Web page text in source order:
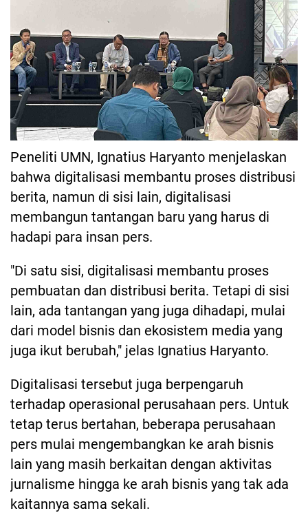
Peneliti UMN, Ignatius Haryanto menjelaskan
bahwa digitalisasi membantu proses distribusi
berita, namun di sisi lain, digitalisasi
membangun tantangan baru yang harus di
hadapi para insan pers.
"Di satu sisi, digitalisasi membantu proses
pembuatan dan distribusi berita. Tetapi di sisi
lain, ada tantangan yang juga dihadapi, mulai
dari model bisnis dan ekosistem media yang
juga ikut berubah," jelas Ignatius Haryanto.
Digitalisasi tersebut juga berpengaruh
terhadap operasional perusahaan pers. Untuk
tetap terus bertahan, beberapa perusahaan
pers mulai mengembangkan ke arah bisnis
lain yang masih berkaitan dengan aktivitas
jurnalisme hingga ke arah bisnis yang tak ada
kaitannya sama sekali.